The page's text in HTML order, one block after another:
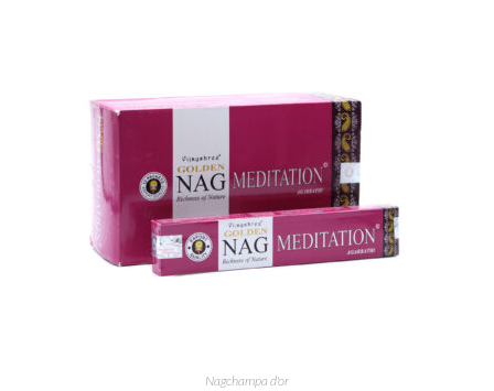
AJOUTER AU PANIER
Nagchampa d'or